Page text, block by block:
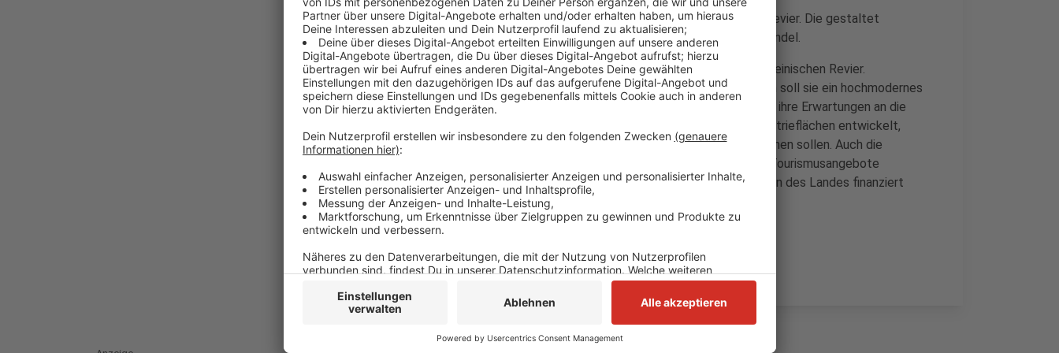
Erarbeitet und überreicht von der Zukunftsagentur Rheinisches Revier. Die gestaltet
zusammen mit Kommunen, Politik und Wirtschaft den Strukturwandel.
Nach dem Aus der Braunkohle soll es künftig schön werden im Rheinischen Revier.
Landschaftlich soll die Region herausstechen - und wirtschaftlich soll sie ein hochmodernes
Zentrum werden. Die Zukunftsagentur hat in dem Positionspapier ihre Erwartungen an die
Landesregierung formuliert. Darin steht, dass Gewerbe- und Industrieflächen entwickelt,
Innovationszentren aufgebaut und Weiterbildungszentren entstehen sollen. Auch die
Lebensqualität soll gesteigert werden. Freizeit-, Erholungs- und Tourismusangebote
entstehen. Das alles soll mit einer zweiten Phase an Fördermitteln des Landes finanziert
werden.
Anzeige